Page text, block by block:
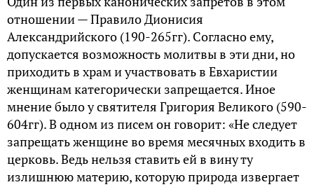
отношении — Правило Дионисия
Александрийского (190-265гг). Согласно ему,
допускается возможность молитвы в эти дни, но
приходить в храм и участвовать в Евхаристии
женщинам категорически запрещается. Иное
мнение было у святителя Григория Великого (590-
604гг). В одном из писем он говорит: «Не следует
запрещать женщине во время месячных входить в
церковь. Ведь нельзя ставить ей в вину ту
излишнюю материю, которую природа извергает